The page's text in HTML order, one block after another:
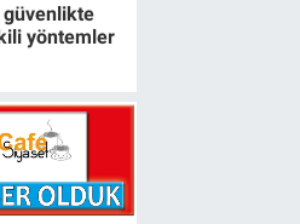
güvenlikte
yöntemler